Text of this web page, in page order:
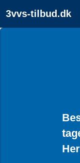
3vvs-tilbud.dk